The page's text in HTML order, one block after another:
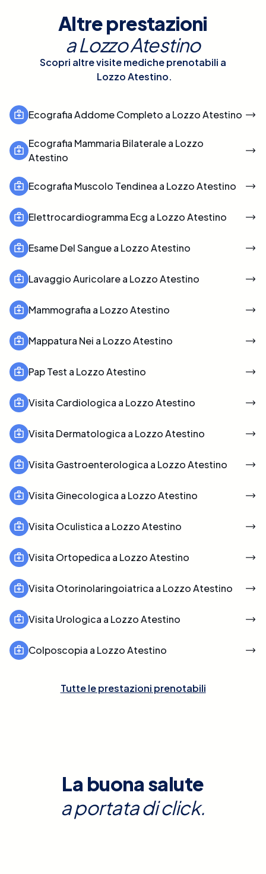
Altre prestazioni
aLozzo Atestino
Scopri altre visite mediche prenotabili a
Lozzo Atestino.
Ecografia Addome Completo a Lozzo Atestino
Ecografia Mammaria Bilaterale a Lozzo
Atestino
Ecografia Muscolo Tendinea a Lozzo Atestino
Elettrocardiogramma Ecg a Lozzo Atestino
Esame Del Sangue a Lozzo Atestino
Lavaggio Auricolare a Lozzo Atestino
Mammografia a Lozzo Atestino
Mappatura Nei a Lozzo Atestino
Pap Test a Lozzo Atestino
Visita Cardiologica a Lozzo Atestino
Visita Dermatologica a Lozzo Atestino
Visita Gastroenterologica a Lozzo Atestino
Visita Ginecologica a Lozzo Atestino
Visita Oculistica a Lozzo Atestino
Visita Ortopedica a Lozzo Atestino
Visita Otorinolaringoiatrica a Lozzo Atestino
Visita Urologica a Lozzo Atestino
Colposcopia a Lozzo Atestino
Tutte le prestazioni prenotabili
La buona salute
a portata di click.